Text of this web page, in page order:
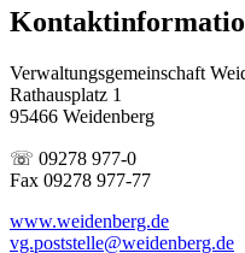
Verwaltungsgemeinschaft
Rathausplatz 1
95466 Weidenberg
☏ 09278 977-0
Fax 09278 977-77
www.weidenberg.de
vg.poststelle@weidenberg.de